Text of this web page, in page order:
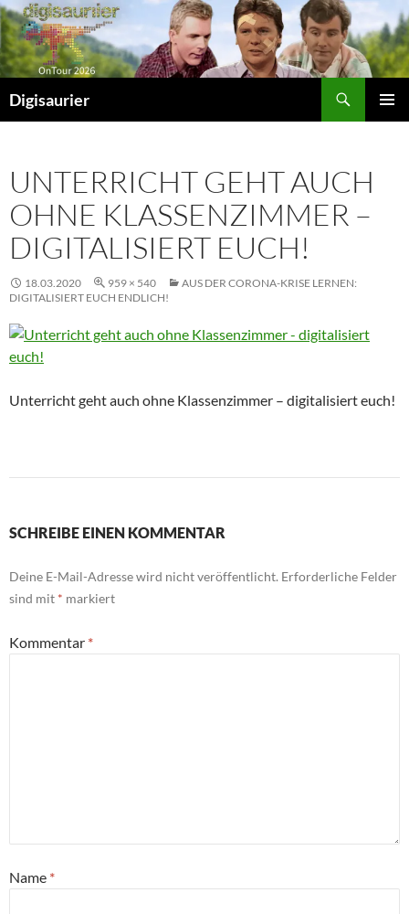
Zum
Inhalt
springen
Digisaurier
UNTERRICHT GEHT AUCH
OHNE KLASSENZIMMER –
DIGITALISIERT EUCH!
18.03.2020 959 × 540
AUS DER CORONA-KRISE LERNEN:
DIGITALISIERT EUCH ENDLICH!
Unterricht geht auch ohne Klassenzimmer – digitalisiert euch!
SCHREIBE EINEN KOMMENTAR
Deine E-Mail-Adresse wird nicht veröffentlicht. Erforderliche Felder
sind mit * markiert
Kommentar *
Name *